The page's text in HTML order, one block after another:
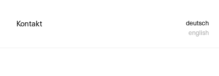
Kontakt
deutsch
english